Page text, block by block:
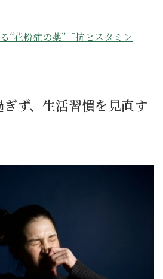
“花粉症の薬”「抗ヒスタミン
ず、生活習慣を見直す